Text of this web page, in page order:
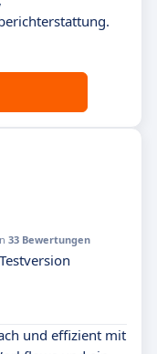
33 Bewertungen
und effizient mit